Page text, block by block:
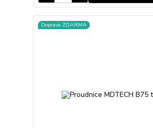
Doprava ZDARMA